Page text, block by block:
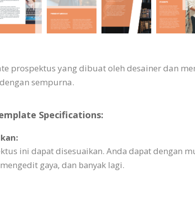
prospektus yang dibuat oleh desainer dan
sempurna.
Specifications:
ini dapat disesuaikan. Anda dapat dengan
gaya, dan banyak lagi.